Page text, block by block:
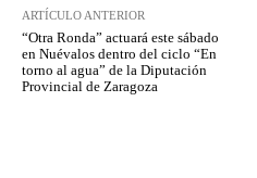
ARTÍCULO ANTERIOR
“Otra Ronda” actuará este sábado
en Nuévalos dentro del ciclo “En
torno al agua” de la Diputación
Provincial de Zaragoza